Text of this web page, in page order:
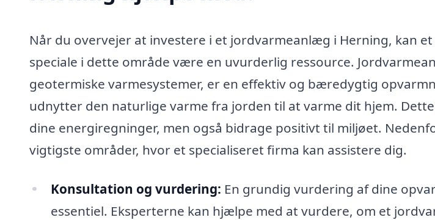
Når du overvejer at investere i et jordvarmeanlæg i Herning, kan
speciale i dette område være en uvurderlig ressourcе.
geotermiske varmesystemer, er en effektiv og bæredygtig
udnytter den naturlige varme fra jorden til at varme dit hjem.
dine energiregninger, men også bidrage positivt til miljøet.
vigtigste områder, hvor et specialiseret firma kan assistere dig.
Konsultation og vurdering: En grundig vurdering af dine
essentiel. Eksperterne kan hjælpe med at vurdere, om et